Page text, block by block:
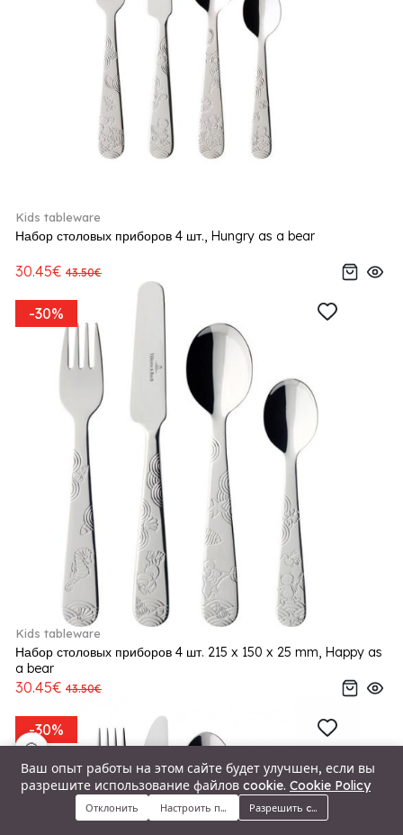
Меню Категории Поиск Корзина
Kids tableware
Набор столовых приборов 4 шт., Hungry as a bear
30.45€ 43.50€
-30%
Kids tableware
Набор столовых приборов 4 шт. 215 x 150 x 25 mm, Happy as
a bear
30.45€ 43.50€
-30%
Ваш опыт работы на этом сайте будет улучшен, если вы
разрешите использование файлов cookie. Cookie Policy
Отклонить Настроить предпочтенияРазрешить cookie
🍪